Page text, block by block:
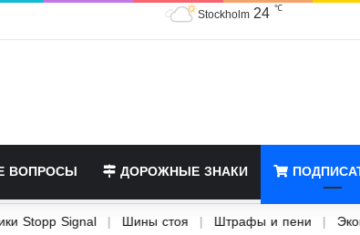
Stockholm 24 ℃
ВОПРОСЫ ДОРОЖНЫЕ ЗНАКИ
Stopp Signal | Шины стоя | Штрафы и